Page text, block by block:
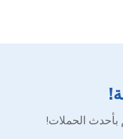
بأحدث الحملات!